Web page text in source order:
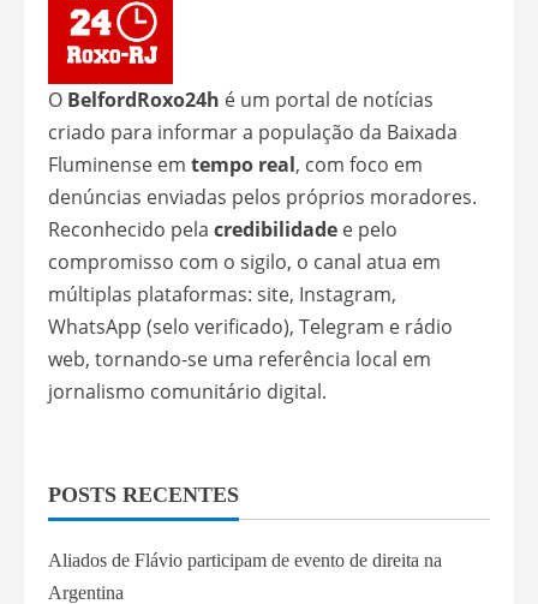
O BelfordRoxo24h é um portal de notícias
criado para informar a população da Baixada
Fluminense em tempo real, com foco em
denúncias enviadas pelos próprios moradores.
Reconhecido pela credibilidade e pelo
compromisso com o sigilo, o canal atua em
múltiplas plataformas: site, Instagram,
WhatsApp (selo verificado), Telegram e rádio
web, tornando-se uma referência local em
jornalismo comunitário digital.
POSTS RECENTES
Aliados de Flávio participam de evento de direita na
Argentina